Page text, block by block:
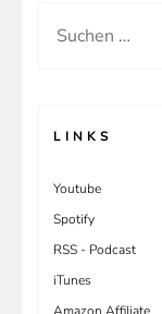
Suchen
LINKS
Youtube
Spotify
RSS - Podcast
iTunes
Amazon Affiliate